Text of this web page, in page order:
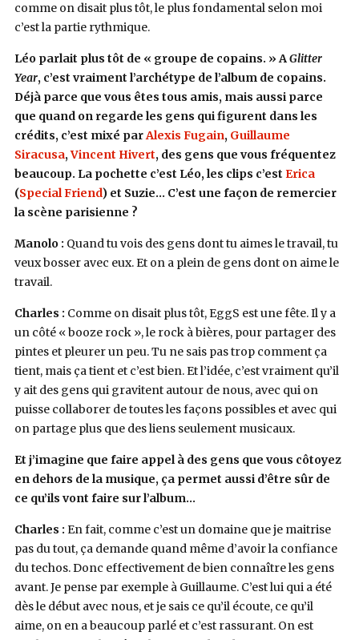
comme on disait plus tôt, le plus fondamental selon moi
c’est la partie rythmique.
Léo parlait plus tôt de « groupe de copains. » AGlitter
Year, c’est vraiment l’archétype de l’album de copains.
Déjà parce que vous êtes tous amis, mais aussi parce
que quand on regarde les gens qui figurent dans les
crédits, c’est mixé parAlexis Fugain, Guillaume
Siracusa,Vincent Hivert, des gens que vous fréquentez
beaucoup. La pochette c’est Léo, les clips c’est Erica
(Special Friend) et Suzie… C’est une façon de remercier
la scène parisienne ?
Manolo : Quand tu vois des gens dont tu aimes le travail, tu
veux bosser avec eux. Et on a plein de gens dont on aime le
travail.
Charles : Comme on disait plus tôt, EggS est une fête. Il y a
un côté « booze rock », le rock à bières, pour partager des
pintes et pleurer un peu. Tu ne sais pas trop comment ça
tient, mais ça tient et c’est bien. Et l’idée, c’est vraiment qu’il
y ait des gens qui gravitent autour de nous, avec qui on
puisse collaborer de toutes les façons possibles et avec qui
on partage plus que des liens seulement musicaux.
Et j’imagine que faire appel à des gens que vous côtoyez
en dehors de la musique, ça permet aussi d’être sûr de
ce qu’ils vont faire sur l’album…
Charles : En fait, comme c’est un domaine que je maitrise
pas du tout, ça demande quand même d’avoir la confiance
du techos. Donc effectivement de bien connaître les gens
avant. Je pense par exemple à Guillaume. C’est lui qui a été
dès le début avec nous, et je sais ce qu’il écoute, ce qu’il
aime, on en a beaucoup parlé et c’est rassurant. On est